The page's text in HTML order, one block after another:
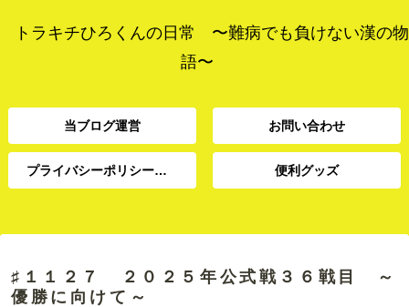
トラキチひろくんの日常 〜難病でも負けない漢の物
語〜
当ブログ運営 お問い合わせ
プライバシーポリシー、免責事項 便利グッズ
♯１１２７ ２０２５年公式戦３６戦目 ～
優勝に向けて～